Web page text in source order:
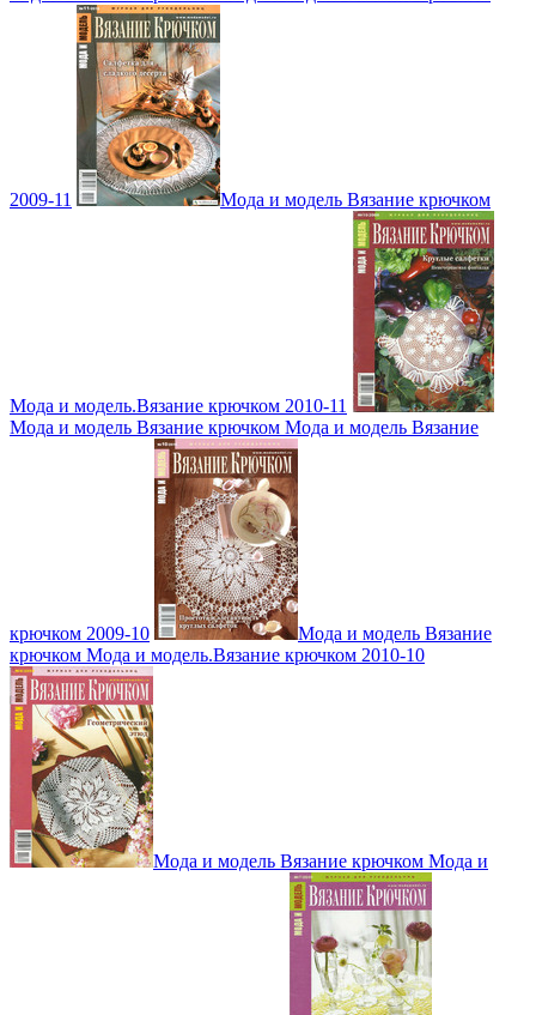
2009-11 Мода и модель Вязание крючком
Мода и модель.Вязание крючком 2010-11
Мода и модель Вязание крючком Мода и модель Вязание
крючком 2009-10
Мода и модель Вязание
крючком Мода и модель.Вязание крючком 2010-10
Мода и модель Вязание крючком Мода и